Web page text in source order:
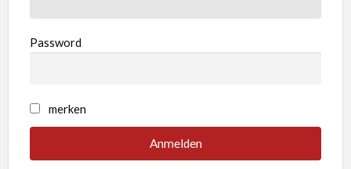
Password
merken